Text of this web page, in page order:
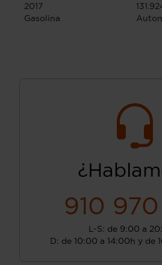
2017
Gasolina
910
L-S: de 9:00 a
D: de 10:00 a 14:00h y de